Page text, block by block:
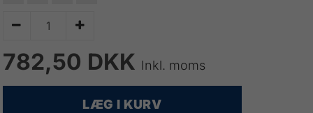
 
782,50 DKK Inkl. moms
LÆG I KURV